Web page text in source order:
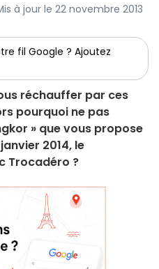
à jour le 22 novembre 2013
fil Google ? Ajoutez
réchauffer par ces
pourquoi ne pas
» que vous propose
2014, le
Trocadéro ?